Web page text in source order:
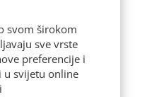
svom širokom
sve vrste
preferencije i
u svijetu online